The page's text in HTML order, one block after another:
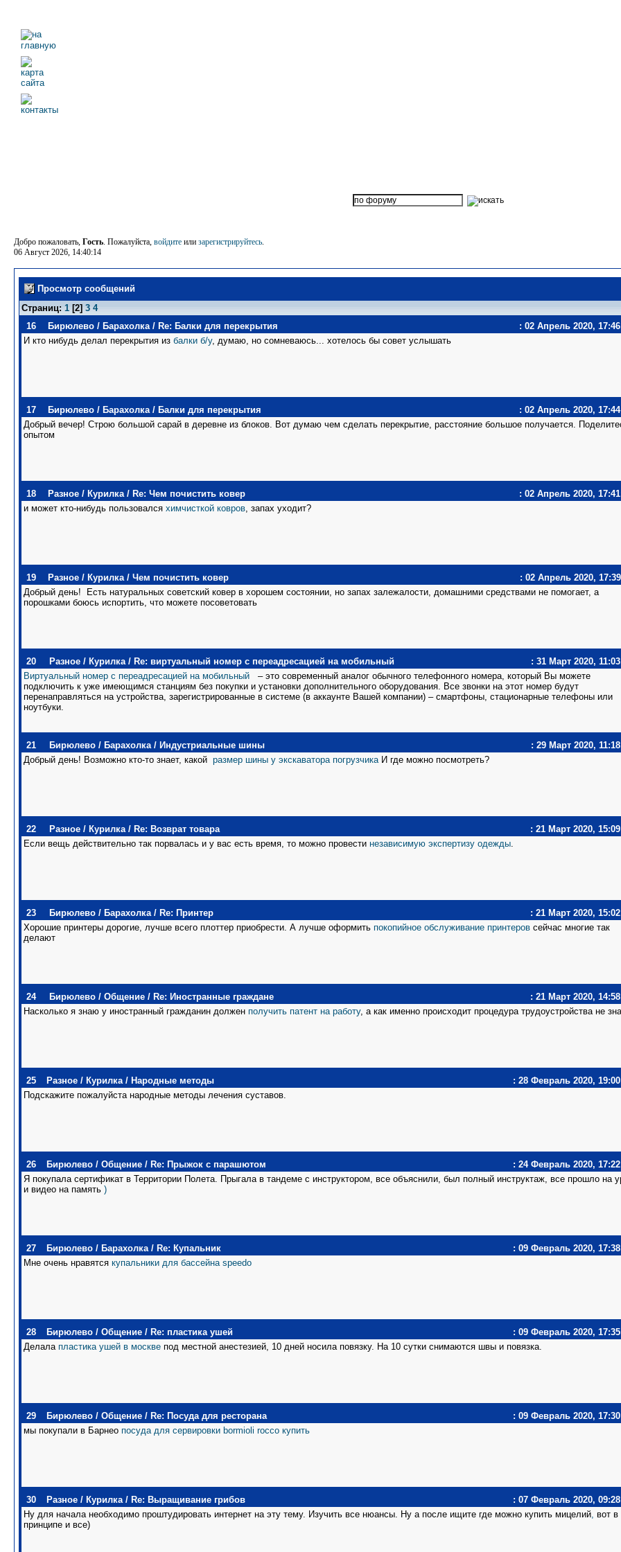
Добро пожаловать, Гость. Пожалуйста, войдите или зарегистрируйтесь.
06 Август 2026, 14:40:14
Просмотр сообщений
Страниц: 1 [2] 3 4
16
Бирюлево / Барахолка/ Re: Балки для перекрытия
: 02 Апрель 2020,
И кто нибудь делал перекрытия из балки б/у, думаю, но сомневаюсь... хотелось бы совет услышать
17 Бирюлево / Барахолка/ Балки для перекрытия
: 02 Апрель 2020,
Добрый вечер! Строю большой сарай в деревне из блоков. Вот думаю чем сделать перекрытие, расстояние большое получается.
опытом
18 Разное / Курилка/ Re: Чем почистить ковер
: 02 Апрель 2020,
и может кто-нибудь пользовался химчисткой ковров, запах уходит?
19 Разное / Курилка/ Чем почистить ковер
: 02 Апрель 2020,
Добрый день! Есть натуральных советский ковер в хорошем состоянии, но запах залежалости, домашними средствами не помогает, а
порошками боюсь испортить, что можете посоветовать
20 Разное / Курилка/ Re: виртуальный номер с переадресацией на мобильный
: 31 Март 2020,
Виртуальный номер с переадресацией на мобильный – это современный аналог обычного телефонного номера, который Вы можете
подключить к уже имеющимся станциям без покупки и установки дополнительного оборудования. Все звонки на этот номер будут
перенаправляться на устройства, зарегистрированные в системе (в аккаунте Вашей компании) – смартфоны, стационарные телефоны или
ноутбуки.
21 Бирюлево / Барахолка/ Индустриальные шины
: 29 Март 2020,
Добрый день! Возможно кто-то знает, какой размер шины у экскаватора погрузчикаИ где можно посмотреть?
22 Разное / Курилка/ Re: Возврат товара
: 21 Март 2020,
Если вещь действительно так порвалась и у вас есть время, то можно провести независимую экспертизу одежды.
23 Бирюлево / Барахолка/ Re: Принтер
: 21 Март 2020,
Хорошие принтеры дорогие, лучше всего плоттер приобрести. А лучше оформить покопийное обслуживание принтеров сейчас многие так
делают
24 Бирюлево / Общение / Re: Иностранные граждане
: 21 Март 2020,
Насколько я знаю у иностранный гражданин должен получить патент на работу, а как именно происходит процедура трудоустройства не
25 Разное / Курилка/ Народные методы
: 28 Февраль 2020,
Подскажите пожалуйста народные методы лечения суставов.
26 Бирюлево / Общение / Re: Прыжок с парашютом
: 24 Февраль 2020,
Я покупала сертификат в Территории Полета. Прыгала в тандеме с инструктором, все объяснили, был полный инструктаж, все прошло на
и видео на память )
27 Бирюлево / Барахолка/ Re: Купальник
: 09 Февраль 2020,
Мне очень нравятся купальники для бассейна speedo
28 Бирюлево / Общение / Re: пластика ушей
: 09 Февраль 2020,
Делала пластика ушей в москве под местной анестезией, 10 дней носила повязку. На 10 сутки снимаются швы и повязка.
29 Бирюлево / Общение / Re: Посуда для ресторана
: 09 Февраль 2020,
мы покупали в Барнео посуда для сервировки bormioli rocco купить
30 Разное / Курилка/ Re: Выращивание грибов
: 07 Февраль 2020,
Ну для начала необходимо проштудировать интернет на эту тему. Изучить все нюансы. Ну а после ищите где можно купить мицелий, вот в
принципе и все)